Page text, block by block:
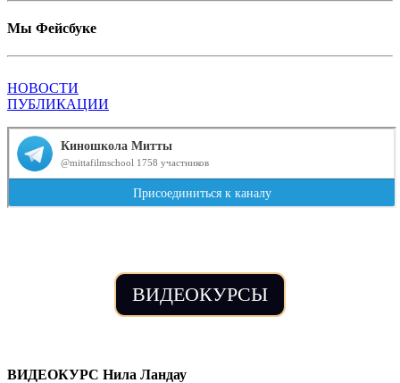
Мы Фейсбуке
НОВОСТИ
ПУБЛИКАЦИИ
ВИДЕОКУРСЫ
ВИДЕОКУРС Нила Ландау